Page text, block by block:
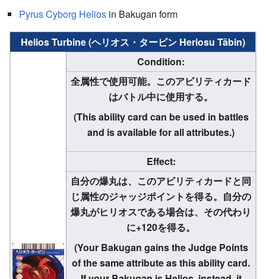
PyrusCyborg Helios in Bakugan form
Helios Turbine (ヘリオス・タービン Heriosu Tābin)
Condition:
全属性で使用可能。このアビリティカード
はバトル中に使用する。
(This ability card can be used in battles
and is available for all attributes.)
Effect:
自分の爆丸は、このアビリティカードと同
じ属性のジャッジポイントを得る。自分の
爆丸がヒリオスである場合は、その代わり
に+120を得る。
(Your Bakugan gains the Judge Points
of the same attribute as this ability card.